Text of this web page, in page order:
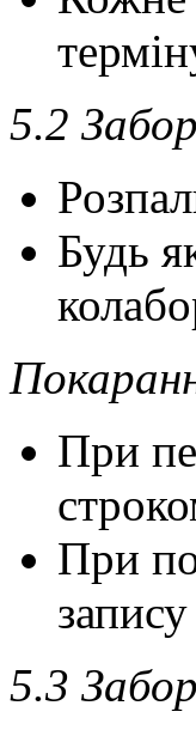
5.2
Будь
При
При
5.3